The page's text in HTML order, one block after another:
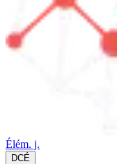
Élém. j.
DCÉ